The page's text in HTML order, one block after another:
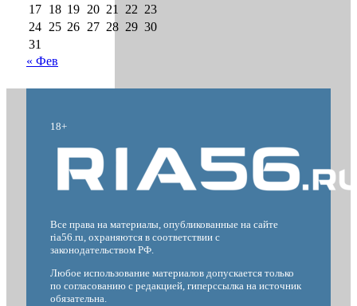
17 18 19 20 21 22 23
24 25 26 27 28 29 30
31
« Фев
18+
Все права на материалы, опубликованные на сайте
ria56.ru, охраняются в соответствии с
законодательством РФ.
Любое использование материалов допускается только
по согласованию с редакцией, гиперссылка на источник
обязательна.